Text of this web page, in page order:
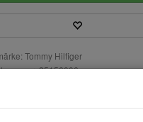
Tommy Hilfiger
25156006